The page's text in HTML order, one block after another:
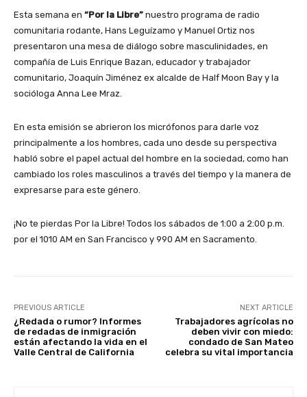
Esta semana en “Por la Libre” nuestro programa de radio
comunitaria rodante, Hans Leguízamo y Manuel Ortiz nos
presentaron una mesa de diálogo sobre masculinidades, en
compañía de Luis Enrique Bazan, educador y trabajador
comunitario, Joaquín Jiménez ex alcalde de Half Moon Bay y la
socióloga Anna Lee Mraz.
En esta emisión se abrieron los micrófonos para darle voz
principalmente a los hombres, cada uno desde su perspectiva
habló sobre el papel actual del hombre en la sociedad, como han
cambiado los roles masculinos a través del tiempo y la manera de
expresarse para este género.
¡No te pierdas Por la Libre! Todos los sábados de 1:00 a 2:00 p.m.
por el 1010 AM en San Francisco y 990 AM en Sacramento.
PREVIOUS ARTICLE
¿Redada o rumor? Informes
de redadas de inmigración
están afectando la vida en el
Valle Central de California
NEXT ARTICLE
Trabajadores agrícolas no
deben vivir con miedo:
condado de San Mateo
celebra su vital importancia